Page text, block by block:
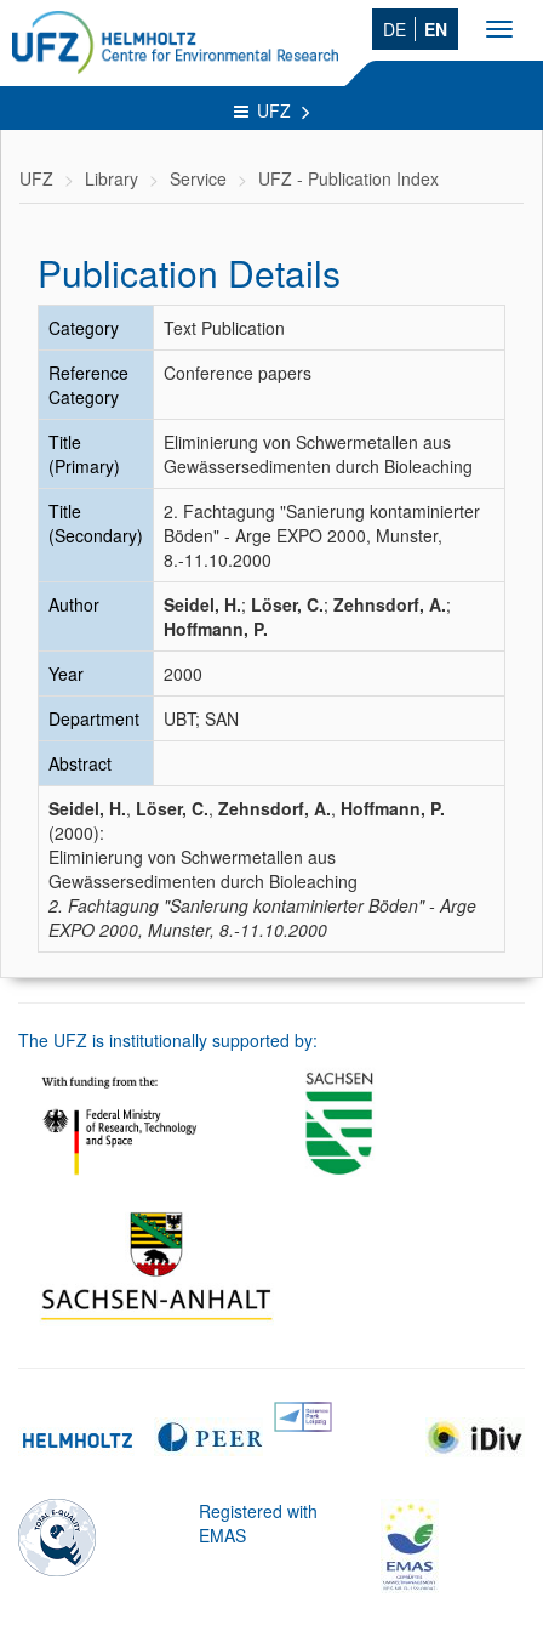
DE EN
UFZ
UFZ Library Service UFZ - Publication Index
Publication Details
Category
Text Publication
Reference
Category
Conference papers
Title
(Primary)
Eliminierung von Schwermetallen aus
Gewässersedimenten durch Bioleaching
Title
(Secondary)
2. Fachtagung "Sanierung kontaminierter
Böden" - Arge EXPO 2000, Munster,
8.-11.10.2000
Author
Seidel, H.; Löser, C.; Zehnsdorf, A.;
Hoffmann, P.
Year
2000
Department
UBT; SAN
Abstract
Seidel, H., Löser, C., Zehnsdorf, A., Hoffmann, P.
(2000):
Eliminierung von Schwermetallen aus
Gewässersedimenten durch Bioleaching
2. Fachtagung "Sanierung kontaminierter Böden" - Arge
EXPO 2000, Munster, 8.-11.10.2000
The UFZ is institutionally supported by:
Registered with
EMAS